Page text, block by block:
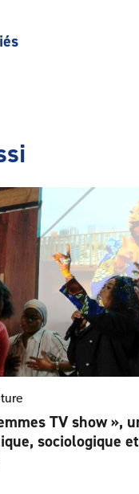
TV show »,
sociologique et